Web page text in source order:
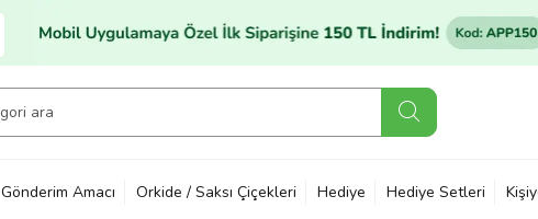
Gönderim Amacı Orkide / Saksı Çiçekleri Hediye Hediye Setleri